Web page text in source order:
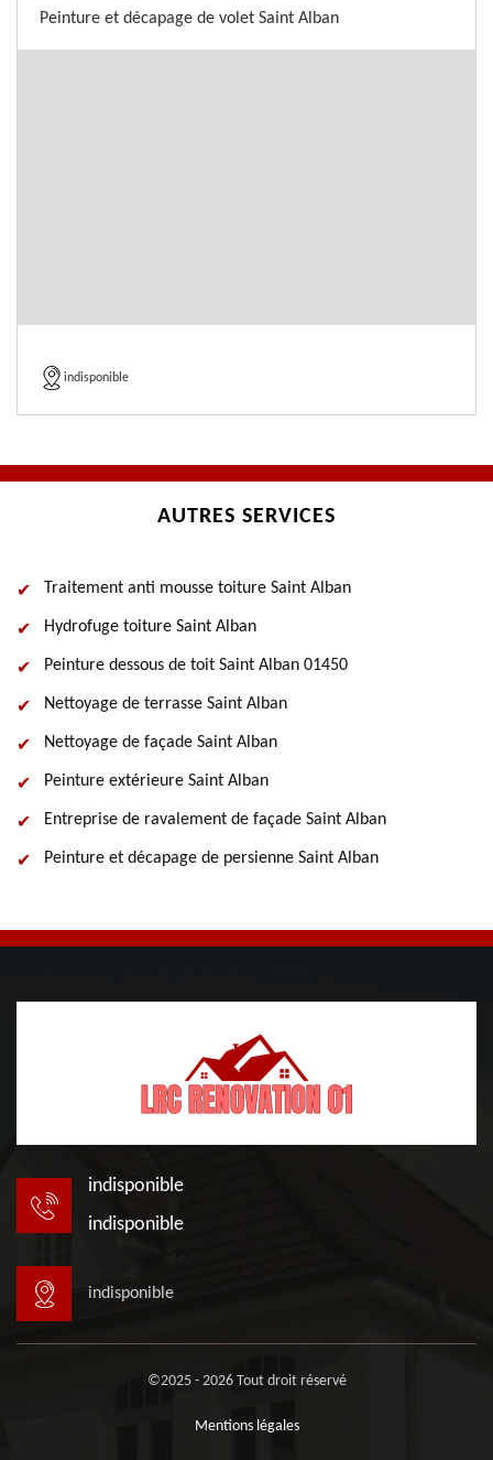
Peinture et décapage de volet Saint Alban
indisponible
AUTRES SERVICES
Traitement anti mousse toiture Saint Alban
Hydrofuge toiture Saint Alban
Peinture dessous de toit Saint Alban 01450
Nettoyage de terrasse Saint Alban
Nettoyage de façade Saint Alban
Peinture extérieure Saint Alban
Entreprise de ravalement de façade Saint Alban
Peinture et décapage de persienne Saint Alban
indisponible
indisponible
indisponible
©2025 - 2026 Tout droit réservé
Mentions légales